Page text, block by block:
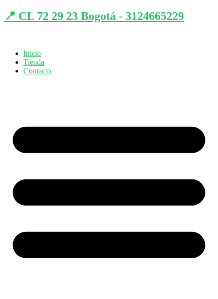
📍 CL 72 29 23 Bogotá - 3124665229
Inicio
Tienda
Contacto